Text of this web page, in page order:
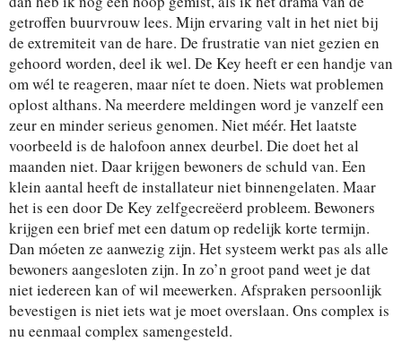
getroffen buurvrouw lees. Mijn ervaring valt in het niet bij
de extremiteit van de hare. De frustratie van niet gezien en
gehoord worden, deel ik wel. De Key heeft er een handje van
om wél te reageren, maar níet te doen. Niets wat problemen
oplost althans. Na meerdere meldingen word je vanzelf een
zeur en minder serieus genomen. Niet méér. Het laatste
voorbeeld is de halofoon annex deurbel. Die doet het al
maanden niet. Daar krijgen bewoners de schuld van. Een
klein aantal heeft de installateur niet binnengelaten. Maar
het is een door De Key zelfgecreëerd probleem. Bewoners
krijgen een brief met een datum op redelijk korte termijn.
Dan móeten ze aanwezig zijn. Het systeem werkt pas als alle
bewoners aangesloten zijn. In zo’n groot pand weet je dat
niet iedereen kan of wil meewerken. Afspraken persoonlijk
bevestigen is niet iets wat je moet overslaan. Ons complex is
nu eenmaal complex samengesteld.